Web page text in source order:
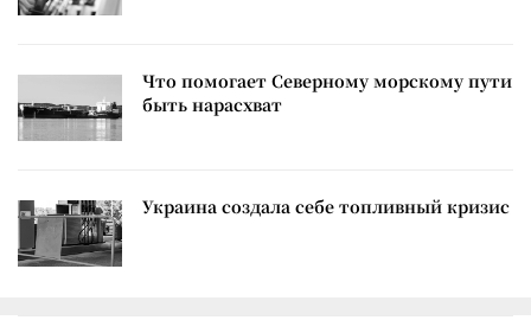
Что помогает Северному морскому пути
быть нарасхват
Украина создала себе топливный кризис